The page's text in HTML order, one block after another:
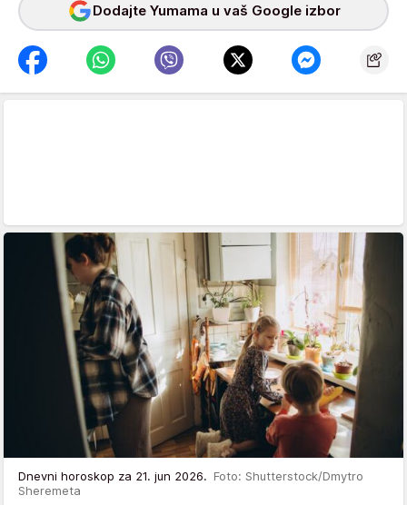
Dodajte Yumama u vaš Google izbor
Dnevni horoskop za 21. jun 2026. Foto: Shutterstock/Dmytro
Sheremeta